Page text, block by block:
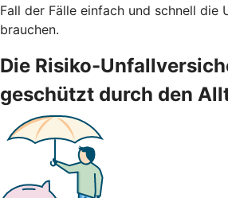
Fall der Fälle einfach und schnell die
brauchen.
Die Risiko-
geschützt durch den